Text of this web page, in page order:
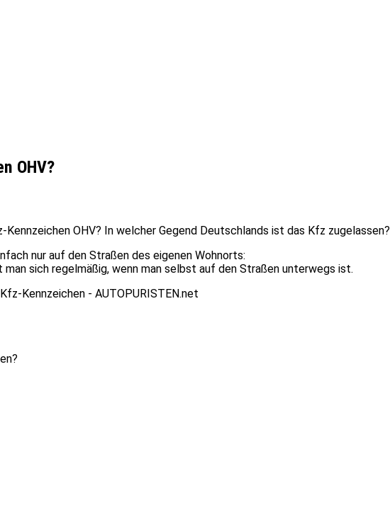
OHV?
OHV? In welcher Gegend Deutschlands ist das Kfz zugelassen?
nur auf den Straßen des eigenen Wohnorts:
sich regelmäßig, wenn man selbst auf den Straßen unterwegs ist.